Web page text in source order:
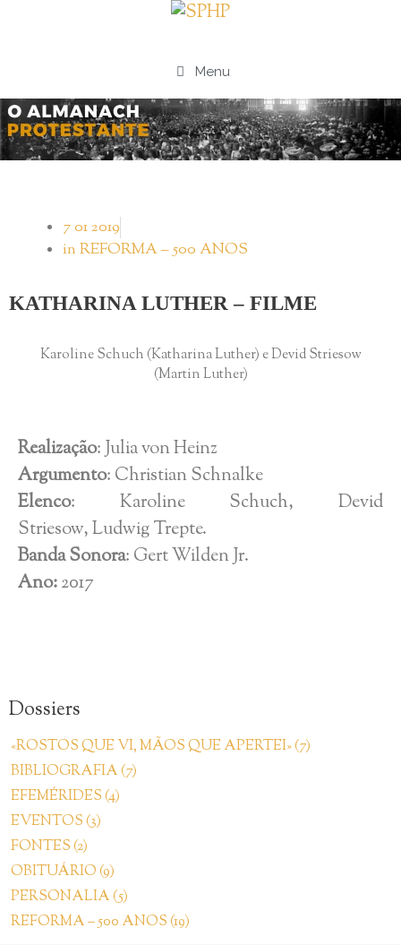
Menu
7 01 2019
inREFORMA – 500 ANOS
KATHARINA LUTHER – FILME
Karoline Schuch (Katharina Luther) e Devid Striesow
(Martin Luther)
Realização: Julia von Heinz
Argumento: Christian Schnalke
Elenco: Karoline Schuch, Devid
Striesow, Ludwig Trepte.
Banda Sonora: Gert Wilden Jr.
Ano:2017
Dossiers
«ROSTOS QUE VI, MÃOS QUE APERTEI» (7)
BIBLIOGRAFIA (7)
EFEMÉRIDES (4)
EVENTOS (3)
FONTES (2)
OBITUÁRIO (9)
PERSONALIA (5)
REFORMA – 500 ANOS (19)